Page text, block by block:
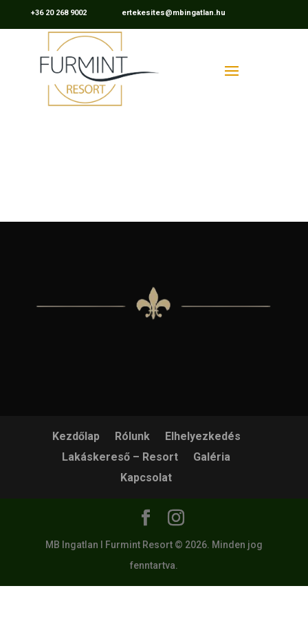
+36 20 268 9002 ertekesites@mbingatlan.hu
Kezdőlap Rólunk
Elhelyezkedés
Lakáskereső – Resort
Galéria
Kapcsolat
MB Ingatlan I Furmint Resort © 2026. Minden jog
fenntartva.